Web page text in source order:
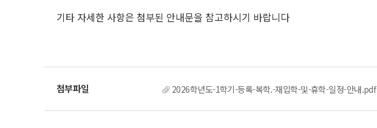
기타 자세한 사항은 첨부된 안내문을 참고하시기 바랍니다
2026학년도-1학기-등록-복학.-재입학-및-휴학-일정-안내.pdf